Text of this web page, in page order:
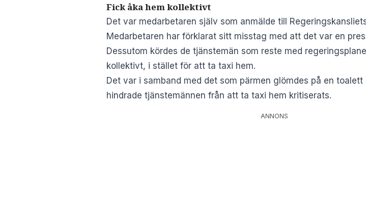
Fick åka hem kollektivt
Det var medarbetaren själv som anmälde till
Medarbetaren har förklarat sitt misstag med att det var en
Dessutom kördes de tjänstemän som reste med
kollektivt, i stället för att ta taxi hem.
Det var i samband med det som pärmen glömdes på en
hindrade tjänstemännen från att ta taxi hem kritiserats.
ANNONS